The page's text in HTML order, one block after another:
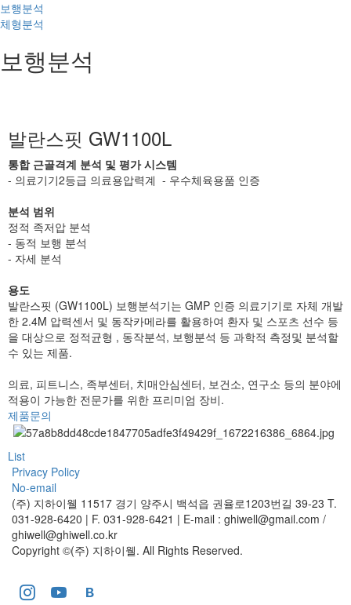
보행분석
체형분석
보행분석
발란스핏 GW1100L
통합 근골격계 분석 및 평가 시스템
- 의료기기2등급 의료용압력계 - 우수체육용품 인증
분석 범위
정적 족저압 분석
- 동적 보행 분석
- 자세 분석
용도
발란스핏 (GW1100L) 보행분석기는 GMP 인증 의료기기로 자체 개발
한 2.4M 압력센서 및 동작카메라를 활용하여 환자 및 스포츠 선수 등
을 대상으로 정적균형 , 동작분석, 보행분석 등 과학적 측정및 분석할
수 있는 제품.
의료, 피트니스, 족부센터, 치매안심센터, 보건소, 연구소 등의 분야에
적용이 가능한 전문가를 위한 프리미엄 장비.
제품문의
List
Privacy Policy
No-email
(주) 지하이웰 11517 경기 양주시 백석읍 권율로1203번길 39-23 T.
031-928-6420 | F. 031-928-6421 | E-mail : ghiwell@gmail.com /
ghiwell@ghiwell.co.kr
Copyright ©(주) 지하이웰. All Rights Reserved.